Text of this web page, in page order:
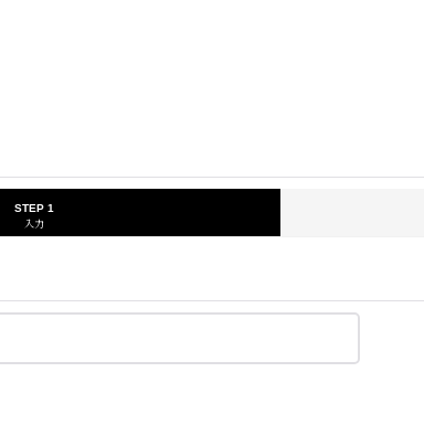
STEP 1
入力